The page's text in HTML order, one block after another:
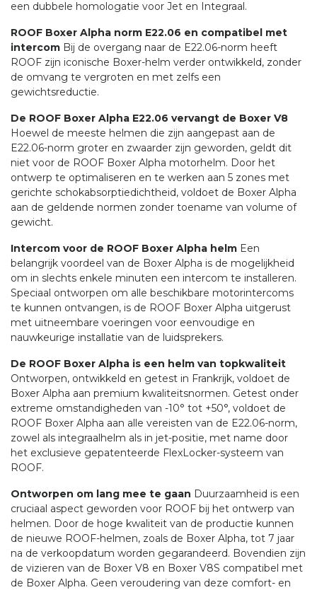
een dubbele homologatie voor Jet en Integraal.
ROOF Boxer Alpha norm E22.06 en compatibel met
intercom Bij de overgang naar de E22.06-norm heeft
ROOF zijn iconische Boxer-helm verder ontwikkeld, zonder
de omvang te vergroten en met zelfs een
gewichtsreductie.
De ROOF Boxer Alpha E22.06 vervangt de Boxer V8
Hoewel de meeste helmen die zijn aangepast aan de
E22.06-norm groter en zwaarder zijn geworden, geldt dit
niet voor de ROOF Boxer Alpha motorhelm. Door het
ontwerp te optimaliseren en te werken aan 5 zones met
gerichte schokabsorptiedichtheid, voldoet de Boxer Alpha
aan de geldende normen zonder toename van volume of
gewicht.
Intercom voor de ROOF Boxer Alpha helm Een
belangrijk voordeel van de Boxer Alpha is de mogelijkheid
om in slechts enkele minuten een intercom te installeren.
Speciaal ontworpen om alle beschikbare motorintercoms
te kunnen ontvangen, is de ROOF Boxer Alpha uitgerust
met uitneembare voeringen voor eenvoudige en
nauwkeurige installatie van de luidsprekers.
De ROOF Boxer Alpha is een helm van topkwaliteit
Ontworpen, ontwikkeld en getest in Frankrijk, voldoet de
Boxer Alpha aan premium kwaliteitsnormen. Getest onder
extreme omstandigheden van -10° tot +50°, voldoet de
ROOF Boxer Alpha aan alle vereisten van de E22.06-norm,
zowel als integraalhelm als in jet-positie, met name door
het exclusieve gepatenteerde FlexLocker-systeem van
ROOF.
Ontworpen om lang mee te gaan Duurzaamheid is een
cruciaal aspect geworden voor ROOF bij het ontwerp van
helmen. Door de hoge kwaliteit van de productie kunnen
de nieuwe ROOF-helmen, zoals de Boxer Alpha, tot 7 jaar
na de verkoopdatum worden gegarandeerd. Bovendien zijn
de vizieren van de Boxer V8 en Boxer V8S compatibel met
de Boxer Alpha. Geen veroudering van deze comfort- en